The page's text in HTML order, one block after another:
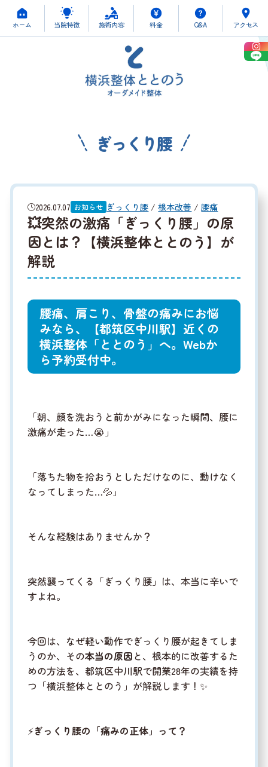
ホーム 当院特徴 施術内容 料金 Q&A アクセス
ぎっくり腰
2026.07.07 お知らせ ぎっくり腰 /根本改善 /腰痛
💥突然の激痛「ぎっくり腰」の原
因とは？【横浜整体ととのう】が
解説
腰痛、肩こり、骨盤の痛みにお悩
みなら、【都筑区中川駅】近くの
横浜整体「ととのう」へ。Webか
ら予約受付中。
「朝、顔を洗おうと前かがみになった瞬間、腰に
激痛が走った…😭」
「落ちた物を拾おうとしただけなのに、動けなく
なってしまった…💦」
そんな経験はありませんか？
突然襲ってくる「ぎっくり腰」は、本当に辛いで
すよね。
今回は、なぜ軽い動作でぎっくり腰が起きてしま
うのか、その本当の原因と、根本的に改善するた
めの方法を、都筑区中川駅で開業28年の実績を持
つ「横浜整体ととのう」が解説します！✨
⚡ぎっくり腰の「痛みの正体」って？